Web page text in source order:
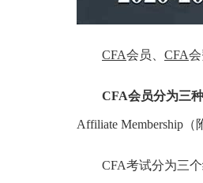
CFA会员、 CFA
CFA会员分为三
Affiliate Membership（
CFA考试分为三个